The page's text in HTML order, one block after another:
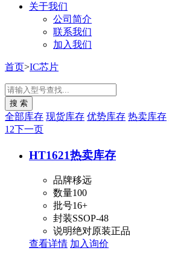
关于我们
公司简介
联系我们
加入我们
首页>IC芯片
全部库存 现货库存 优势库存 热卖库存
1 2下一页
HT1621热卖库存
品牌移远
数量100
批号16+
封装SSOP-48
说明绝对原装正品
查看详情 加入询价